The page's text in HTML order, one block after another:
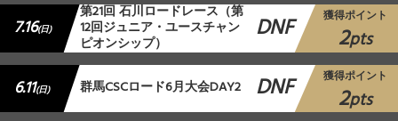
7.16(日)
第21回 石川ロードレース（第
12回ジュニア・ユースチャン
ピオンシップ） DNF 獲得ポイント
2pts
6.11(日) 群馬CSCロード6月大会DAY2 DNF 獲得ポイント
2pts